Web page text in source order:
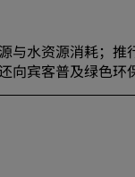
与水资源消耗；推
宾客普及绿色环